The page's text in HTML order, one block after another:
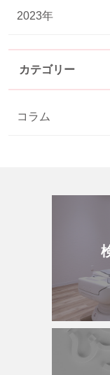
2023年
カテゴリー
コラム